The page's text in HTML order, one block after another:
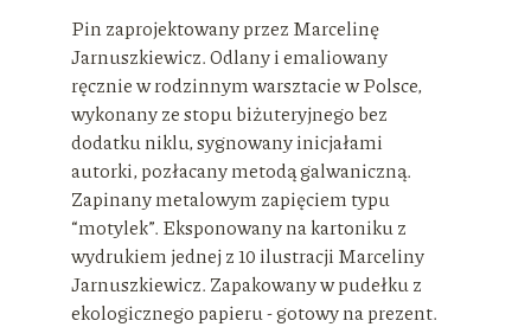
Pin zaprojektowany przez Marcelinę
Jarnuszkiewicz. Odlany i emaliowany
ręcznie w rodzinnym warsztacie w Polsce,
wykonany ze stopu biżuteryjnego bez
dodatku niklu, sygnowany inicjałami
autorki, pozłacany metodą galwaniczną.
Zapinany metalowym zapięciem typu
“motylek”. Eksponowany na kartoniku z
wydrukiem jednej z 10 ilustracji Marceliny
Jarnuszkiewicz. Zapakowany w pudełku z
ekologicznego papieru - gotowy na prezent.